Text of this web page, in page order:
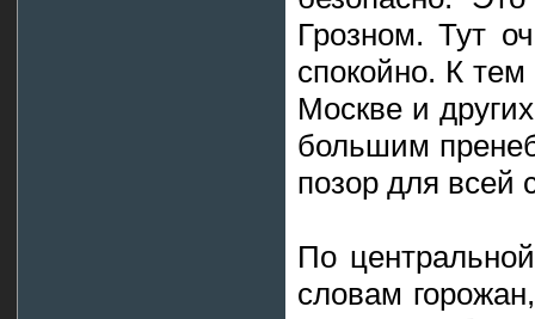
Грозном. Тут
спокойно. К
Москве и
большим
позор для всей
По
словам